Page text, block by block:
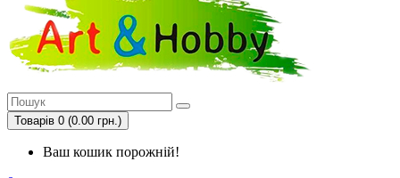
Товарів 0 (0.00 грн.)
Ваш кошик порожній!